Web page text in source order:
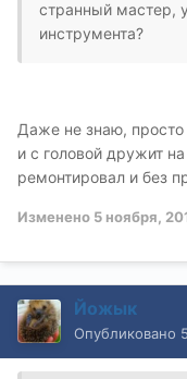
странный мастер,
инструмента?
Даже не знаю,
и с головой дружит
ремонтировал и без
Изменено 5 ноября,
Йожык
Опубликовано